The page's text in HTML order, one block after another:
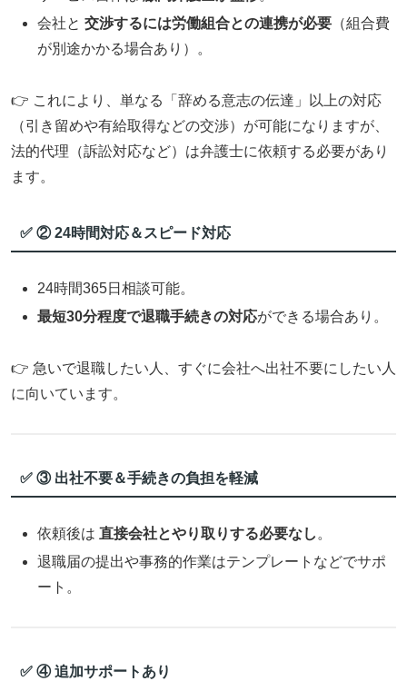
会社と交渉するには労働組合との連携が必要 （組合費
が別途かかる場合あり）。
👉 これにより、単なる「辞める意志の伝達」以上の対応
（引き留めや有給取得などの交渉）が可能になりますが、
法的代理（訴訟対応など）は弁護士に依頼する必要があり
ます。
✅ ② 24時間対応＆スピード対応
24時間365日相談可能。
最短30分程度で退職手続きの対応ができる場合あり。
👉 急いで退職したい人、すぐに会社へ出社不要にしたい人
に向いています。
✅ ③ 出社不要＆手続きの負担を軽減
依頼後は直接会社とやり取りする必要なし 。
退職届の提出や事務的作業はテンプレートなどでサポ
ート。
✅ ④ 追加サポートあり